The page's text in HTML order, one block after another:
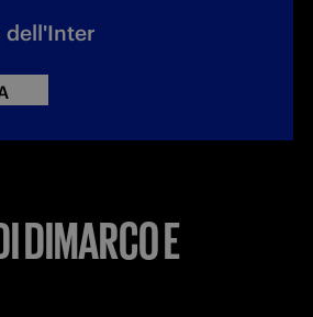
dell'Inter
DIMARCO E